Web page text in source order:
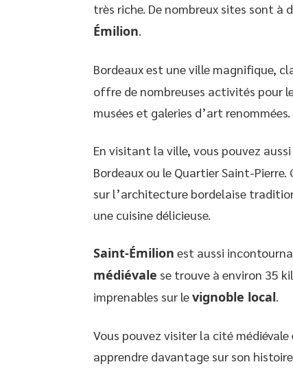
très riche. De nombreux sites sont à
Émilion.
Bordeaux est une ville magnifique,
offre de nombreuses activités pour
musées et galeries d’art renommées.
En visitant la ville, vous pouvez aussi
Bordeaux ou le Quartier Saint-
sur l’architecture bordelaise
une cuisine délicieuse.
Saint-Émilion est aussi
médiévale se trouve à environ 35
imprenables sur levignoble local.
Vous pouvez visiter la cité
apprendre davantage sur son